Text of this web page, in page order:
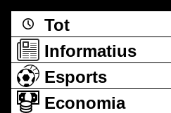
Tot
Informatius
Esports
Economia